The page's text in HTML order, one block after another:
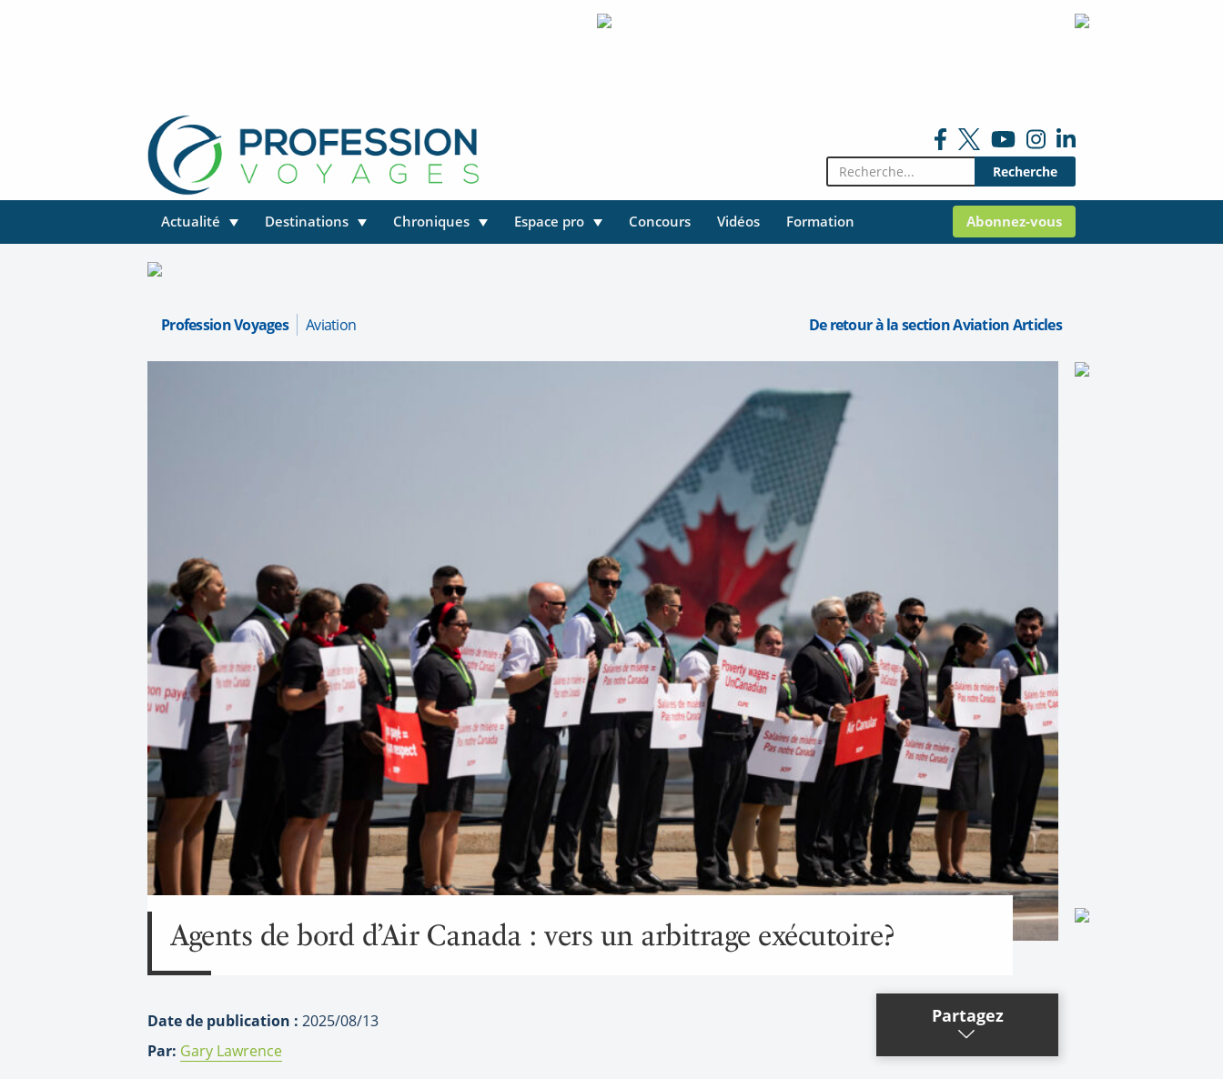
Rechercher:
Actualité Destinations Chroniques Espace pro Concours Vidéos Formation Abonnez-vous
Profession Voyages Aviation De retour à la section Aviation Articles
Agents de bord d’Air Canada : vers un arbitrage exécutoire?
Date de publication : 2025/08/13
Par: Gary Lawrence
Partagez